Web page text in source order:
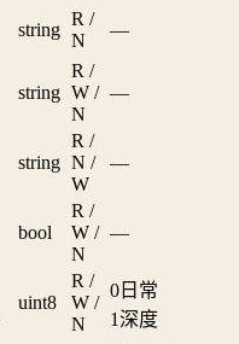
string
R /
N
—
string
R /
W /
N
—
string
R /
N /
W
—
bool
R /
W /
N
—
uint8
R /
W /
N
0 日常
1深度